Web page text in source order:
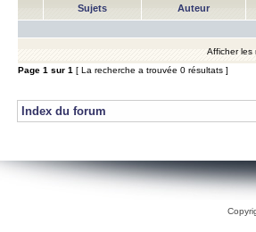
Sujets Auteur
Afficher les
Page 1 sur 1 [ La recherche a trouvée 0 résultats ]
Index du forum